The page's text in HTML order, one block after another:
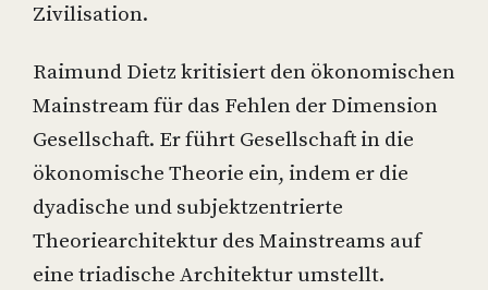
Zivilisation.
Raimund Dietz kritisiert den ökonomischen
Mainstream für das Fehlen der Dimension
Gesellschaft. Er führt Gesellschaft in die
ökonomische Theorie ein, indem er die
dyadische und subjektzentrierte
Theoriearchitektur des Mainstreams auf
eine triadische Architektur umstellt.